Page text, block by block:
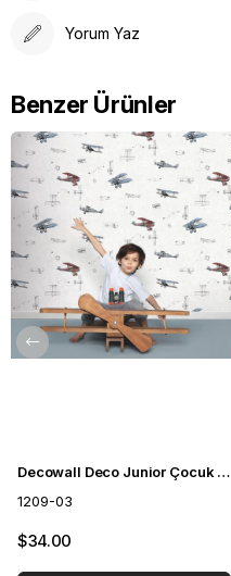
Yorum Yaz
Benzer Ürünler
Decowall Deco Junior Çocuk Odası Duvar Kağıdı 1209-03
1209-03
$34.00